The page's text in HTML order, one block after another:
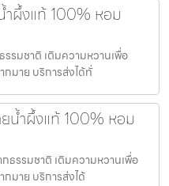
ำผึ้งแท้ 100% หอม
รมชาติ เติมความหวานเพื่อ
มาย บริการส่งได้ทั่
น้ำผึ้งแท้ 100% หอม
ธรรมชาติ เติมความหวานเพื่อ
มาย บริการส่งได้